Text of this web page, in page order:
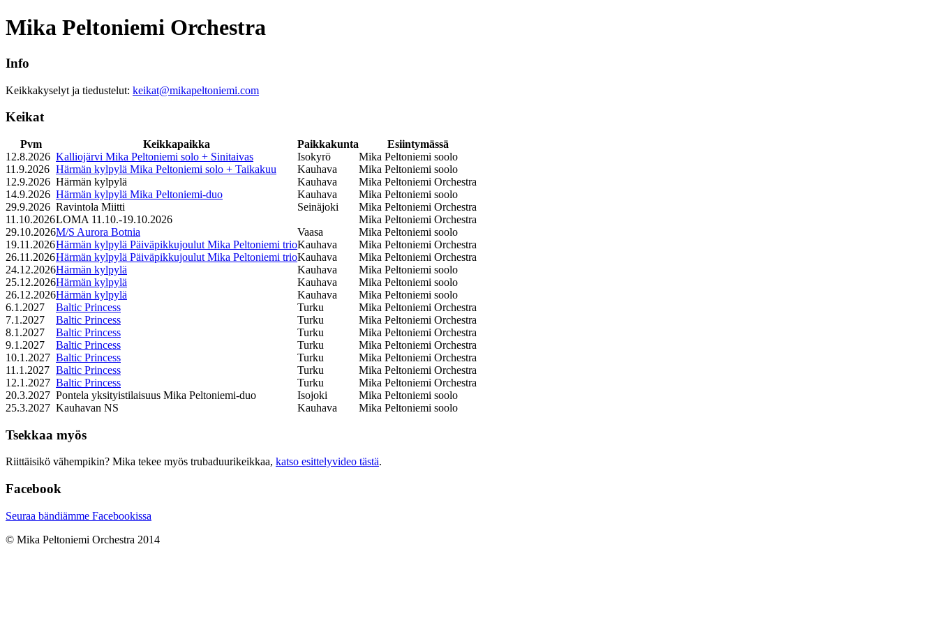
Mika Peltoniemi Orchestra
Info
Keikkakyselyt ja tiedustelut: keikat@mikapeltoniemi.com
Keikat
Pvm Keikkapaikka Paikkakunta
Esiintymässä
12.8.2026 Kalliojärvi Mika Peltoniemi solo + Sinitaivas Isokyrö
Mika Peltoniemi soolo
11.9.2026 Härmän kylpylä Mika Peltoniemi solo + Taikakuu Kauhava
Mika Peltoniemi soolo
12.9.2026 Härmän kylpylä Kauhava
Mika Peltoniemi Orchestra
14.9.2026 Härmän kylpylä Mika Peltoniemi-duo Kauhava
Mika Peltoniemi soolo
29.9.2026 Ravintola Miitti Seinäjoki
Mika Peltoniemi Orchestra
11.10.2026LOMA 11.10.-19.10.2026
Mika Peltoniemi Orchestra
29.10.2026M/S Aurora Botnia Vaasa
Mika Peltoniemi soolo
19.11.2026Härmän kylpylä Päiväpikkujoulut Mika Peltoniemi trioKauhava
Mika Peltoniemi Orchestra
26.11.2026Härmän kylpylä Päiväpikkujoulut Mika Peltoniemi trioKauhava
Mika Peltoniemi Orchestra
24.12.2026Härmän kylpylä Kauhava
Mika Peltoniemi soolo
25.12.2026Härmän kylpylä Kauhava
Mika Peltoniemi soolo
26.12.2026Härmän kylpylä Kauhava
Mika Peltoniemi soolo
6.1.2027
Baltic Princess Turku
Mika Peltoniemi Orchestra
7.1.2027
Baltic Princess Turku
Mika Peltoniemi Orchestra
8.1.2027
Baltic Princess Turku
Mika Peltoniemi Orchestra
9.1.2027
Baltic Princess Turku
Mika Peltoniemi Orchestra
10.1.2027 Baltic Princess Turku
Mika Peltoniemi Orchestra
11.1.2027 Baltic Princess Turku
Mika Peltoniemi Orchestra
12.1.2027 Baltic Princess Turku
Mika Peltoniemi Orchestra
20.3.2027 Pontela yksityistilaisuus Mika Peltoniemi-duo Isojoki
Mika Peltoniemi soolo
25.3.2027 Kauhavan NS Kauhava Mika Peltoniemi soolo
Tsekkaa myös
Riittäisikö vähempikin? Mika tekee myös trubaduurikeikkaa, katso esittelyvideo tästä.
Facebook
Seuraa bändiämme Facebookissa
© Mika Peltoniemi Orchestra 2014